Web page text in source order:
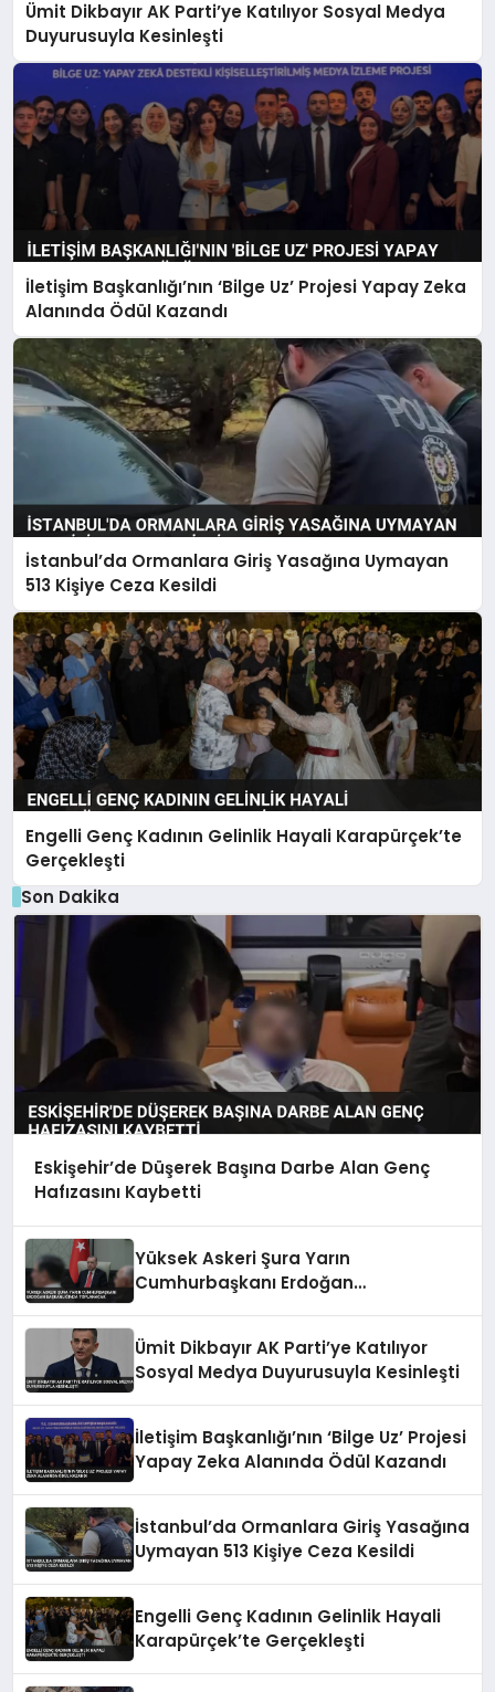
Ümit Dikbayır AK Parti’ye Katılıyor Sosyal Medya
Duyurusuyla Kesinleşti
İletişim Başkanlığı’nın ‘Bilge Uz’ Projesi Yapay Zeka
Alanında Ödül Kazandı
İstanbul’da Ormanlara Giriş Yasağına Uymayan
513 Kişiye Ceza Kesildi
Engelli Genç Kadının Gelinlik Hayali Karapürçek’te
Gerçekleşti
Son Dakika
Eskişehir’de Düşerek Başına Darbe Alan Genç
Hafızasını Kaybetti
Yüksek Askeri Şura Yarın
Cumhurbaşkanı Erdoğan
Ümit Dikbayır AK Parti’ye Katılıyor
Sosyal Medya Duyurusuyla Kesinleşti
İletişim Başkanlığı’nın ‘Bilge Uz’ Projesi
Yapay Zeka Alanında Ödül Kazandı
İstanbul’da Ormanlara Giriş Yasağına
Uymayan 513 Kişiye Ceza Kesildi
Engelli Genç Kadının Gelinlik Hayali
Karapürçek’te Gerçekleşti